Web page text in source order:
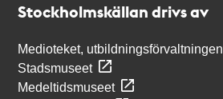
Stockholmskällan drivs av
Medioteket, utbildningsförvaltningen
Stadsmuseet
Medeltidsmuseet